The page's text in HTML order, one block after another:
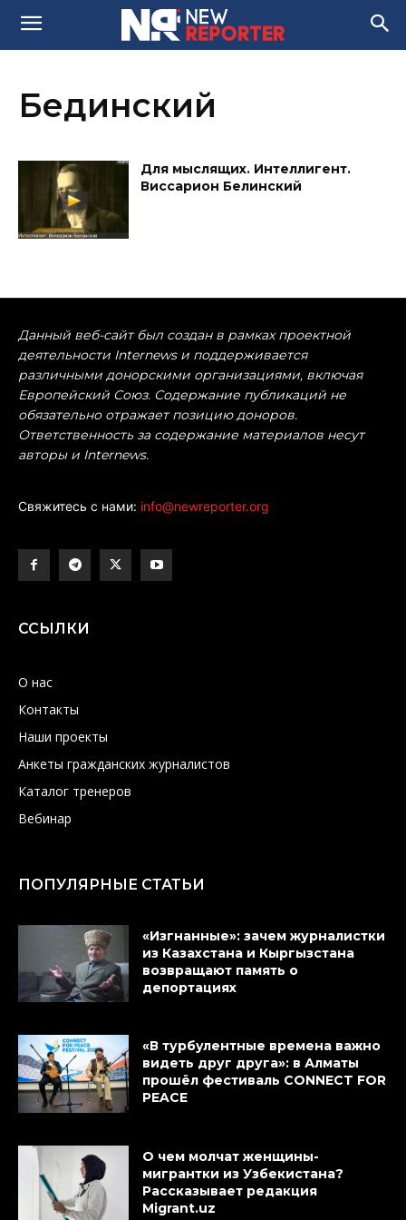
Бединский
Для мыслящих. Интеллигент.
Виссарион Белинский
Данный веб-сайт был создан в рамках проектной
деятельности Internews и поддерживается
различными донорскими организациями, включая
Европейский Союз. Содержание публикаций не
обязательно отражает позицию доноров.
Ответственность за содержание материалов несут
авторы и Internews.
Свяжитесь с нами: info@newreporter.org
ССЫЛКИ
О нас
Контакты
Наши проекты
Анкеты гражданских журналистов
Каталог тренеров
Вебинар
ПОПУЛЯРНЫЕ СТАТЬИ
«Изгнанные»: зачем журналистки
из Казахстана и Кыргызстана
возвращают память о
депортациях
«В турбулентные времена важно
видеть друг друга»: в Алматы
прошёл фестиваль CONNECT FOR
PEACE
О чем молчат женщины-
мигрантки из Узбекистана?
Рассказывает редакция
Migrant.uz